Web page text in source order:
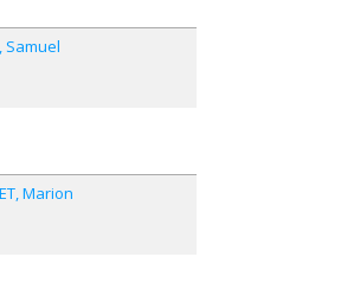
Samuel
Marion